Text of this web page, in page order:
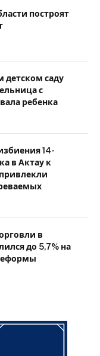
построят
детском саду
с
ребенка
14-
в Актау к
в
до 5,7% на